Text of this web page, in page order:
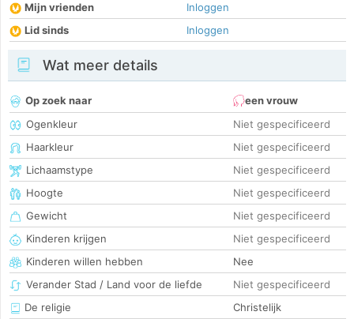
Mijn vrienden
Inloggen
Lid sinds
Inloggen
Wat meer details
Op zoek naar
een vrouw
Ogenkleur
Niet gespecificeerd
Haarkleur
Niet gespecificeerd
Lichaamstype
Niet gespecificeerd
Hoogte
Niet gespecificeerd
Gewicht
Niet gespecificeerd
Kinderen krijgen
Niet gespecificeerd
Kinderen willen hebben
Nee
Verander Stad / Land voor de liefde
Niet gespecificeerd
De religie
Christelijk